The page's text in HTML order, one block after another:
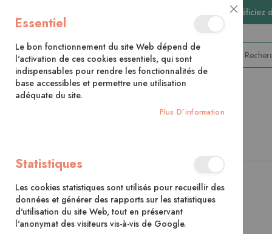
🚚
CATÉGORIES
Skip
the
end
of
the
Close
Cookie
Essentiel
Le bon fonctionnement du site Web dépend de
l'activation de ces cookies essentiels, qui sont
indispensables pour rendre les fonctionnalités de
base accessibles et permettre une utilisation
adéquate du site.
Plus D’information
Statistiques
Les cookies statistiques sont utilisés pour recueillir des
données et générer des rapports sur les statistiques
d'utilisation du site Web, tout en préservant
l'anonymat des visiteurs vis-à-vis de Google.